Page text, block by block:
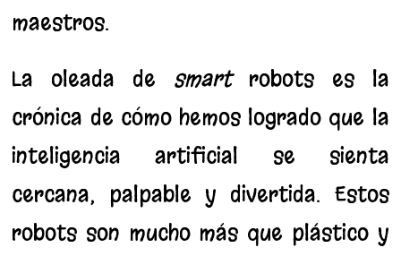
maestros.
La oleada de smartrobots es la
crónica de cómo hemos logrado que la
inteligencia artificial se sienta
cercana, palpable y divertida. Estos
robots son mucho más que plástico y